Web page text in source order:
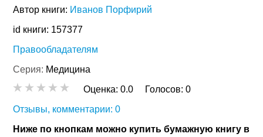
Автор книги: Иванов Порфирий
id книги: 157377
Правообладателям
Серия: Медицина
Оценка:0.0 Голосов:0
Отзывы, комментарии: 0
Ниже по кнопкам можно купить бумажную книгу в